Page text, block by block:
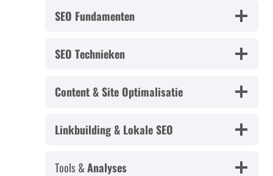
SEO Fundamenten
SEO Technieken
Content & Site Optimalisatie
Linkbuilding & Lokale SEO
Tools &Analyses